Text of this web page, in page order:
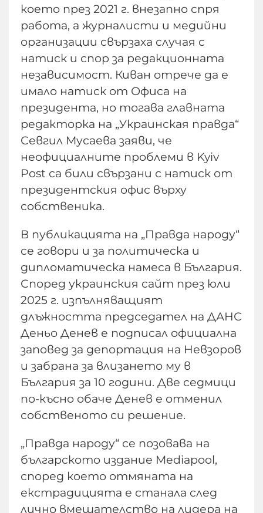
което през 2021 г. внезапно спря
работа, а журналисти и медийни
организации свързаха случая с
натиск и спор за редакционната
независимост. Киван отрече да е
имало натиск от Офиса на
президента, но тогава главната
редакторка на „Украинская правда“
Севгил Мусаева заяви, че
неофициалните проблеми в Kyiv
Post са били свързани с натиск от
президентския офис върху
собственика.
В публикацията на „Правда народу“
се говори и за политическа и
дипломатическа намеса в България.
Според украинския сайт през юли
2025 г. изпълняващият
длъжността председател на ДАНС
Деньо Денев е подписал официална
заповед за депортация на Невзоров
и забрана за влизането му в
България за 10 години. Две седмици
по-късно обаче Денев е отменил
собственото си решение.
„Правда народу“ се позовава на
българското издание Mediapool,
според което отмяната на
екстрадицията е станала след
лично вмешателство на лидера на